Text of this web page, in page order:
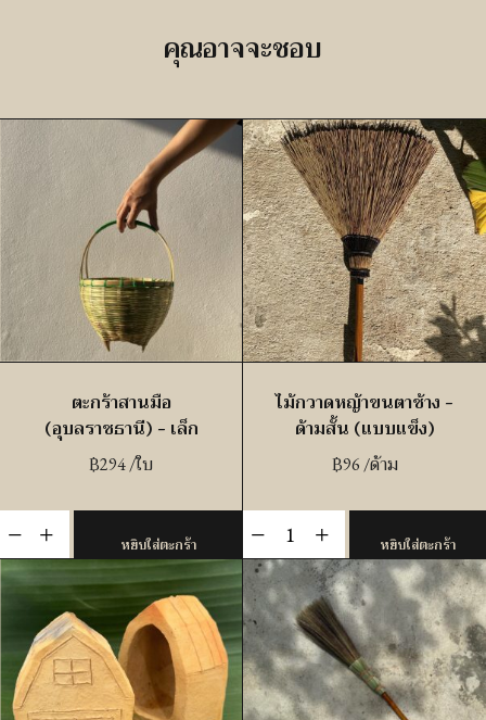
คุณอาจจะชอบ
ตะกร้าสานมือ
(อุบลราชธานี) – เล็ก
฿294/ใบ
จำนวน
ตะกร้า
สาน
(อุบลราชธานี)
เล็ก
หยิบใส่ตะกร้า
ไม้กวาดหญ้าขนตาช้าง –
ด้ามสั้น (แบบแข็ง)
฿96 /ด้าม
จำนวน
ไม้กวาด
หญ้า
ขนตา
ช้าง
-
ด้าม
หยิบใส่ตะกร้า